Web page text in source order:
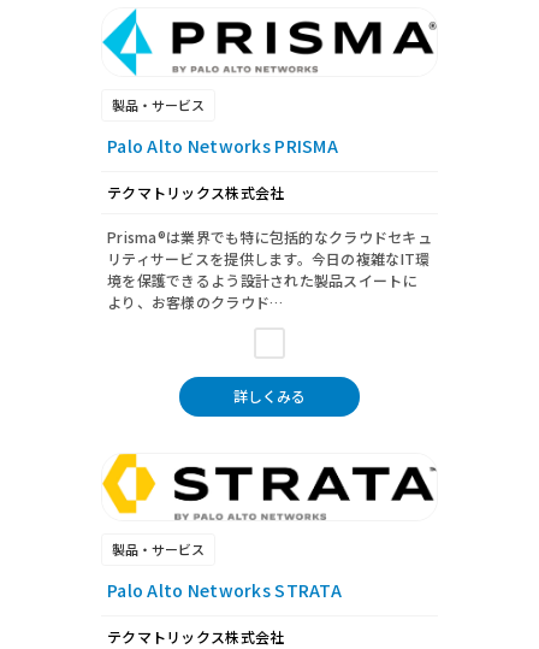
製品・サービス
Palo Alto Networks PRISMA
テクマトリックス株式会社
Prisma®は業界でも特に包括的なクラウドセキュ
リティサービスを提供します。今日の複雑なIT環
境を保護できるよう設計された製品スイートに
より、お客様のクラウド…
詳しくみる
製品・サービス
Palo Alto Networks STRATA
テクマトリックス株式会社